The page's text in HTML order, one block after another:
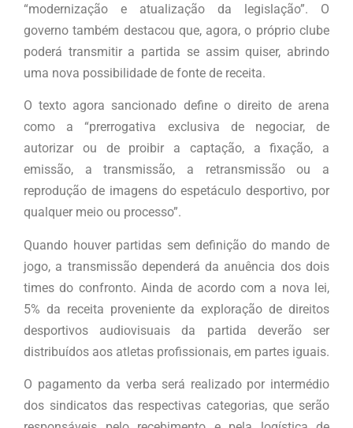
“modernização e atualização da legislação”. O
governo também destacou que, agora, o próprio clube
poderá transmitir a partida se assim quiser, abrindo
uma nova possibilidade de fonte de receita.
O texto agora sancionado define o direito de arena
como a “prerrogativa exclusiva de negociar, de
autorizar ou de proibir a captação, a fixação, a
emissão, a transmissão, a retransmissão ou a
reprodução de imagens do espetáculo desportivo, por
qualquer meio ou processo”.
Quando houver partidas sem definição do mando de
jogo, a transmissão dependerá da anuência dos dois
times do confronto. Ainda de acordo com a nova lei,
5% da receita proveniente da exploração de direitos
desportivos audiovisuais da partida deverão ser
distribuídos aos atletas profissionais, em partes iguais.
O pagamento da verba será realizado por intermédio
dos sindicatos das respectivas categorias, que serão